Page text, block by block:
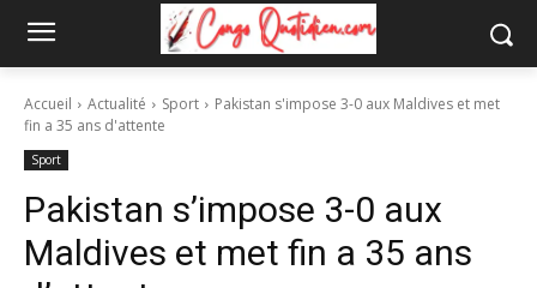
Accueil Actualité Sport
Pakistan s'impose 3-0 aux Maldives et met
fin a 35 ans d'attente
Sport
Pakistan s’impose 3-0 aux
Maldives et met fin a 35 ans